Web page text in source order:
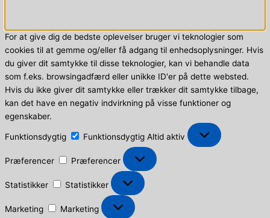
For at give dig de bedste oplevelser bruger vi teknologier som
cookies til at gemme og/eller få adgang til enhedsoplysninger. Hvis
du giver dit samtykke til disse teknologier, kan vi behandle data
som f.eks. browsingadfærd eller unikke ID'er på dette websted.
Hvis du ikke giver dit samtykke eller trækker dit samtykke tilbage,
kan det have en negativ indvirkning på visse funktioner og
egenskaber.
Funktionsdygtig Funktionsdygtig Altid aktiv
Præferencer Præferencer
Statistikker Statistikker
Marketing Marketing